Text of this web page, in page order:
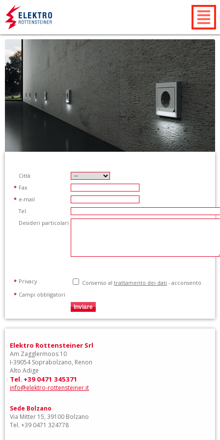
Città
* Fax
* e-mail
Tel.
Desideri particolari
* Privacy Consenso al trattamento dei dati - acconsento
* Campi obbligatori
Elektro Rottensteiner Srl
Am Zagglermoos 10
I-39054 Soprabolzano, Renon
Alto Adige
Tel. +39 0471 345371
info@elektro-rottensteiner.it
Sede Bolzano
Via Mitter 15, 39100 Bolzano
Tel. +39 0471 324778